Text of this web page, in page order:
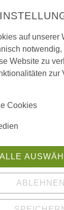
auf unserer
Website zu
zur
Cookies
ALLE
ABLEHNEN